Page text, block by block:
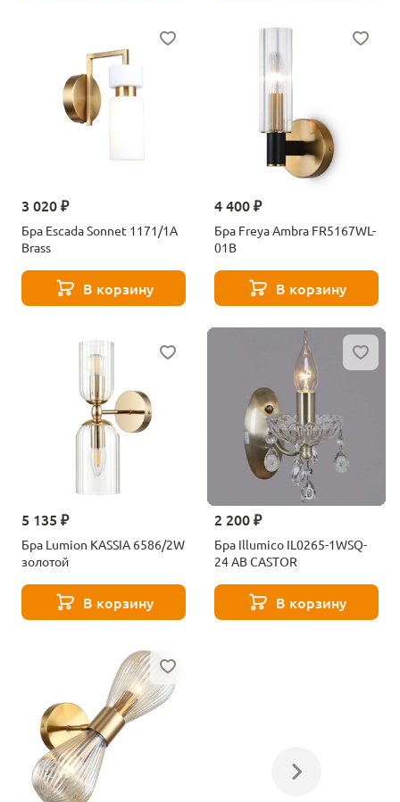
3 020 ₽
Бра Escada Sonnet 1171/1A
Brass
В корзину
4 400 ₽
Бра Freya Ambra FR5167WL-
01B
В корзину
5 135 ₽
Бра Lumion KASSIA 6586/2W
золотой
В корзину
2 200 ₽
Бра Illumico IL0265-1WSQ-
24 AB CASTOR
В корзину